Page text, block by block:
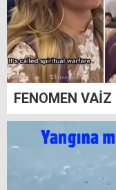
FENOMEN